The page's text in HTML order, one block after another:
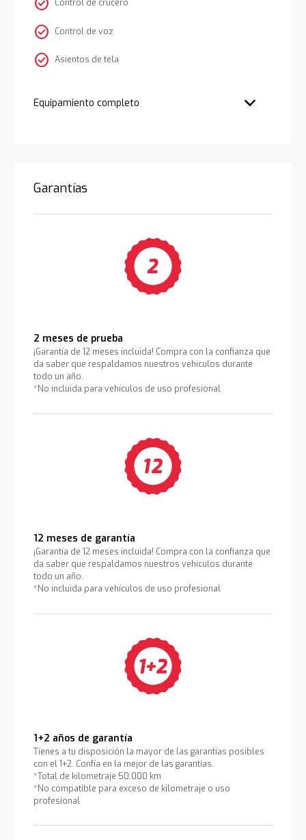
Control de crucero
check_circle Control de voz
check_circle Asientos de tela
Equipamiento completo
Garantías
2 meses de prueba
¡Garantía de 12 meses incluida! Compra con la confianza que
da saber que respaldamos nuestros vehículos durante
todo un año.
*No incluida para vehículos de uso profesional
12 meses de garantía
¡Garantía de 12 meses incluida! Compra con la confianza que
da saber que respaldamos nuestros vehículos durante
todo un año.
*No incluida para vehículos de uso profesional
1+2 años de garantía
Tienes a tu disposición la mayor de las garantías posibles
con el 1+2. Confía en la mejor de las garantías.
*Total de kilometraje 50.000 km
*No compatible para exceso de kilometraje o uso
profesional